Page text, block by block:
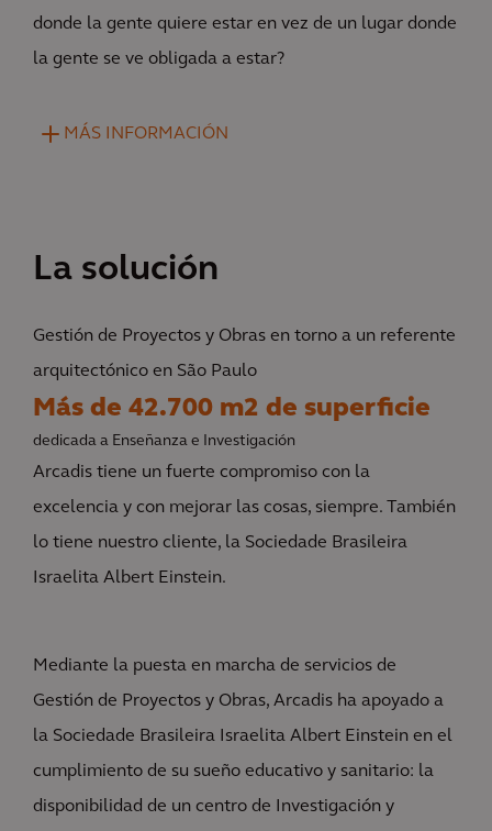
donde la gente quiere estar en vez de un lugar donde
la gente se ve obligada a estar?
MÁS INFORMACIÓN
La solución
Gestión de Proyectos y Obras en torno a un referente
arquitectónico en São Paulo
Más de 42.700 m2 de superficie
dedicada a Enseñanza e Investigación
Arcadis tiene un fuerte compromiso con la
excelencia y con mejorar las cosas, siempre. También
lo tiene nuestro cliente, la Sociedade Brasileira
Israelita Albert Einstein.
Mediante la puesta en marcha de servicios de
Gestión de Proyectos y Obras, Arcadis ha apoyado a
la Sociedade Brasileira Israelita Albert Einstein en el
cumplimiento de su sueño educativo y sanitario: la
disponibilidad de un centro de Investigación y